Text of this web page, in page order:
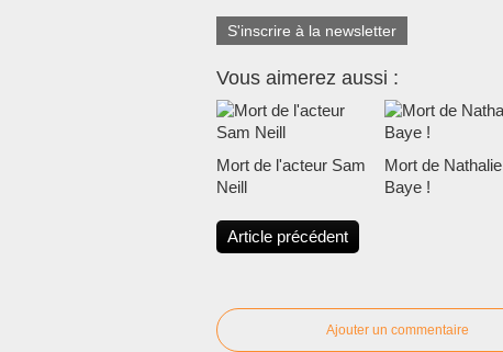
S'inscrire à la newsletter
Vous aimerez aussi :
Mort de l'acteur Sam
Neill
Mort de Nathalie
Baye !
Article précédent
Ajouter un commentaire